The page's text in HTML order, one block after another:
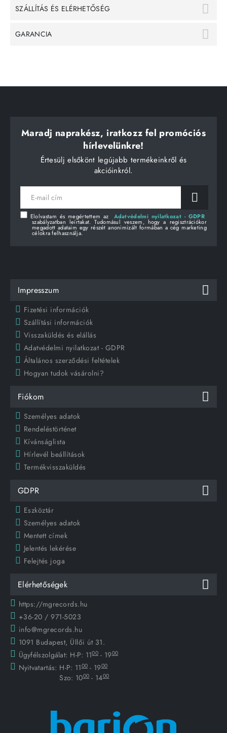
SZÁLLÍTÁS ÉS ELÉRHETŐSÉG
GARANCIA
Maradj naprakész, iratkozz fel promóciós
hírlevelünkre!
Értesülj elsőkönt legújabb termékeinkről és
akcióinkról.
E-
mail
Elolvastam és megértettem az Adatvédelmi nyilatkozat - GDPR
szabályzatban leírtakat. Tudomásul veszem, hogy a regisztrációkor
megadott adataim egy részét anonimizált formában a cég marketing
célokra felhasználja.
Impresszum
Fizetési információk
Szállítási információk
Visszaküldés és elállás
Adatvédelmi nyilatkozat - GDPR
Általános szerződési feltételek
Hogyan tudok vásárolni?
Fiókom
Személyes adatok
Rendeléstörténet
Kívánságlista
Hírlevél beállítások
Termékvisszaküldés
GDPR
Eszköztár
Személyes adatok
Mentett címek
Jelentés lekérése
Felejtés joga
Elérhetőségek
https://mgrecords.hu
+36-20 / 971-5023
info@mgrecords.hu
1091 Budapest, Üllői út 31.
Ügyfélszolgálat: H-P: 1100 - 1900
Nyitvatartás: H-P: 1100 - 1900
Szo: 1000 - 1400